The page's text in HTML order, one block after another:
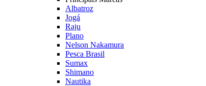
Albatroz
Jogá
Raju
Plano
Nelson Nakamura
Pesca Brasil
Sumax
Shimano
Nautika